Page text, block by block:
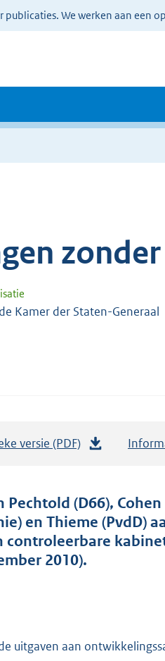
We werken aan een
Kamer der Staten-Generaal
versie (PDF)
t
a
n
d
o
(D66),
en Thieme (PvdD)
controleerbare
2010).
uitgaven aan